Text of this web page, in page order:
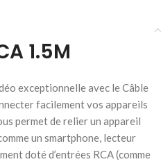
1.5M
exceptionnelle avec le Câble
facilement vos appareils
permet de relier un appareil
un smartphone, lecteur
doté d’entrées RCA (comme